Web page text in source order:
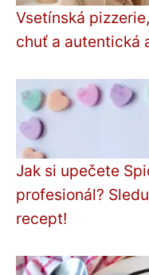
Vsetínská
chuť a autentická
Jak si upečete
profesionál?
recept!